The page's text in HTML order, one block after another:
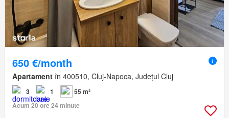
650 €/month
Apartament în 400510, Cluj-Napoca, Județul Cluj
3 1
55 m²
Acum 20 ore 24 minute